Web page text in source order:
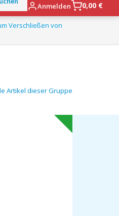
Anmelden 0,00 €
Verschließen von
Artikel dieser Gruppe